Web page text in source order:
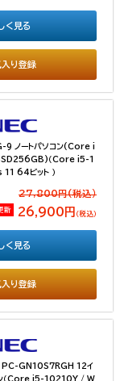
入り登録
く見る
ノートパソコン(Core i
（Core i5-1
64ビット ）
27,800円(税込）
新 26,900円 （税込）
入り登録
く見る
GN10S7RGH 12イ
ン（Core i5-10210Y / W